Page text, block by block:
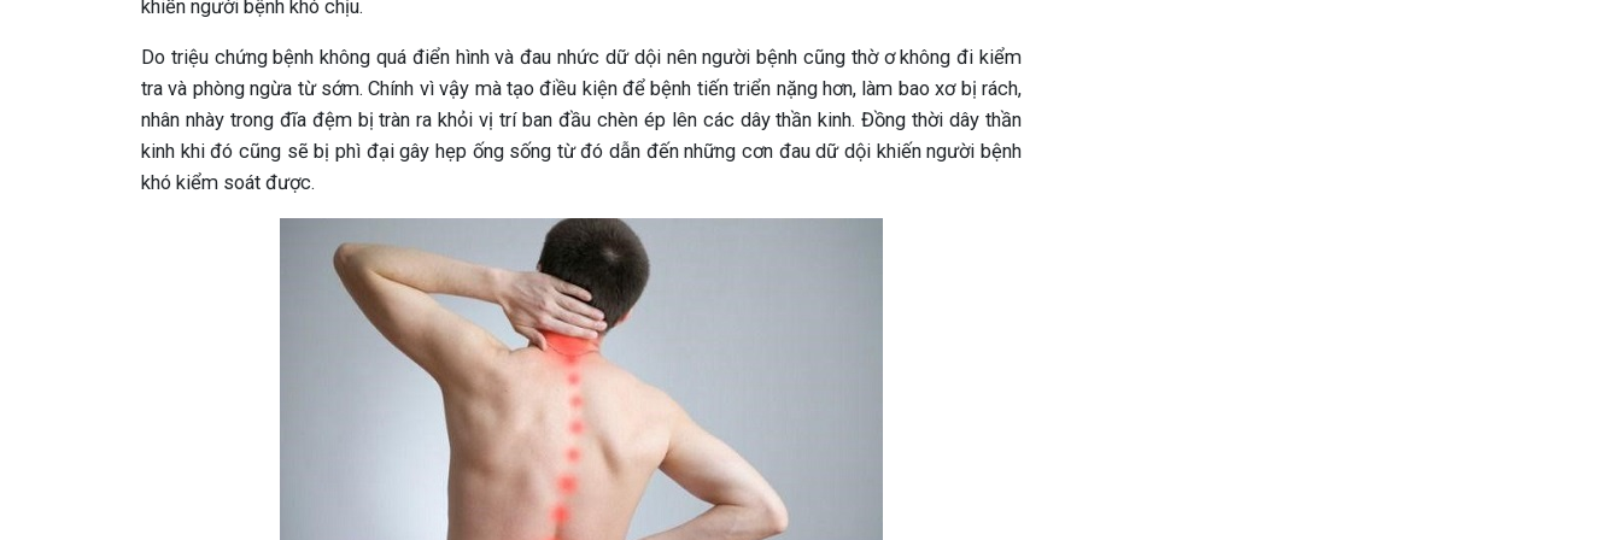
khiến người bệnh khó chịu.
Do triệu chứng bệnh không quá điển hình và đau nhức dữ dội nên người bệnh cũng thờ ơ không đi kiểm
tra và phòng ngừa từ sớm. Chính vì vậy mà tạo điều kiện để bệnh tiến triển nặng hơn, làm bao xơ bị rách,
nhân nhày trong đĩa đệm bị tràn ra khỏi vị trí ban đầu chèn ép lên các dây thần kinh. Đồng thời dây thần
kinh khi đó cũng sẽ bị phì đại gây hẹp ống sống từ đó dẫn đến những cơn đau dữ dội khiến người bệnh
khó kiểm soát được.